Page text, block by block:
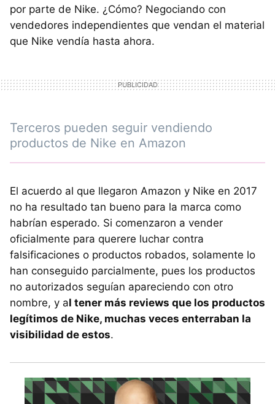
por parte de Nike. ¿Cómo? Negociando con
vendedores independientes que vendan el material
que Nike vendía hasta ahora.
Terceros pueden seguir vendiendo
productos de Nike en Amazon
El acuerdo al que llegaron Amazon y Nike en 2017
no ha resultado tan bueno para la marca como
habrían esperado. Si comenzaron a vender
oficialmente para querere luchar contra
falsificaciones o productos robados, solamente lo
han conseguido parcialmente, pues los productos
no autorizados seguían apareciendo con otro
nombre, y al tener más reviews que los productos
legítimos de Nike, muchas veces enterraban la
visibilidad de estos.